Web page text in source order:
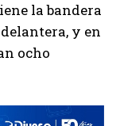
la bandera
y en
ocho